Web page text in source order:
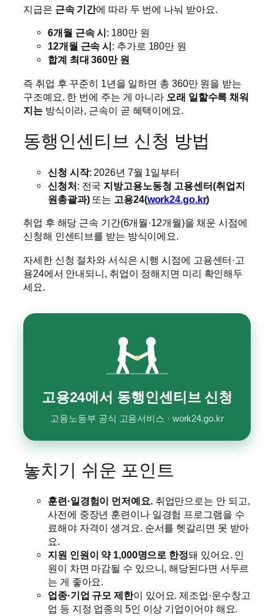
지급은 근속 기간에 따라 두 번에 나눠 받아요.
6개월 근속 시 : 180만 원
12개월 근속 시 : 추가로 180만 원
합계 최대 360만 원
즉 취업 후 꾸준히 1년을 일하면 총 360만 원을 받는
구조예요. 한 번에 주는 게 아니라 오래 일할수록 채워
지는방식이라, 근속이 곧 혜택이에요.
동행인센티브 신청 방법
신청 시작: 2026년 7월 1일부터
신청처: 전국 지방고용노동청 고용센터(취업지
원총괄과)또는 고용24(work24.go.kr)
취업 후 해당 근속 기간(6개월·12개월)을 채운 시점에
신청해 인센티브를 받는 방식이에요.
자세한 신청 절차와 서식은 시행 시점에 고용센터·고
용24에서 안내되니, 취업이 정해지면 미리 확인해두
세요.
고용24에서 동행인센티브 신청
고용노동부 공식 고용서비스 · work24.go.kr
놓치기 쉬운 포인트
훈련·일경험이 먼저예요.취업만으로는 안 되고,
사전에 중장년 훈련이나 일경험 프로그램을 수
료해야 자격이 생겨요. 순서를 헷갈리면 못 받아
요.
지원 인원이 약 1,000명으로 한정돼 있어요. 인
원이 차면 마감될 수 있으니, 해당된다면 서두르
는 게 좋아요.
업종·기업 규모 제한이 있어요. 제조업·운수창고
업 등 지정 업종의 5인 이상 기업이어야 해요.